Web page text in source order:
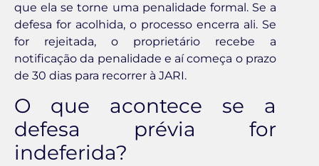
que ela se torne uma penalidade formal. Se a
defesa for acolhida, o processo encerra ali. Se
for rejeitada, o proprietário recebe a
notificação da penalidade e aí começa o prazo
de 30 dias para recorrer à JARI.
O que acontece se a
defesa prévia for
indeferida?